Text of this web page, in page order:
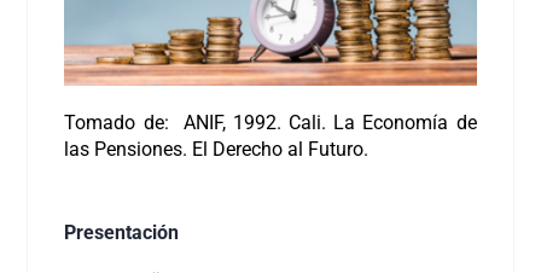
Tomado de: ANIF, 1992. Cali. La Economía de
las Pensiones. El Derecho al Futuro.
Presentación